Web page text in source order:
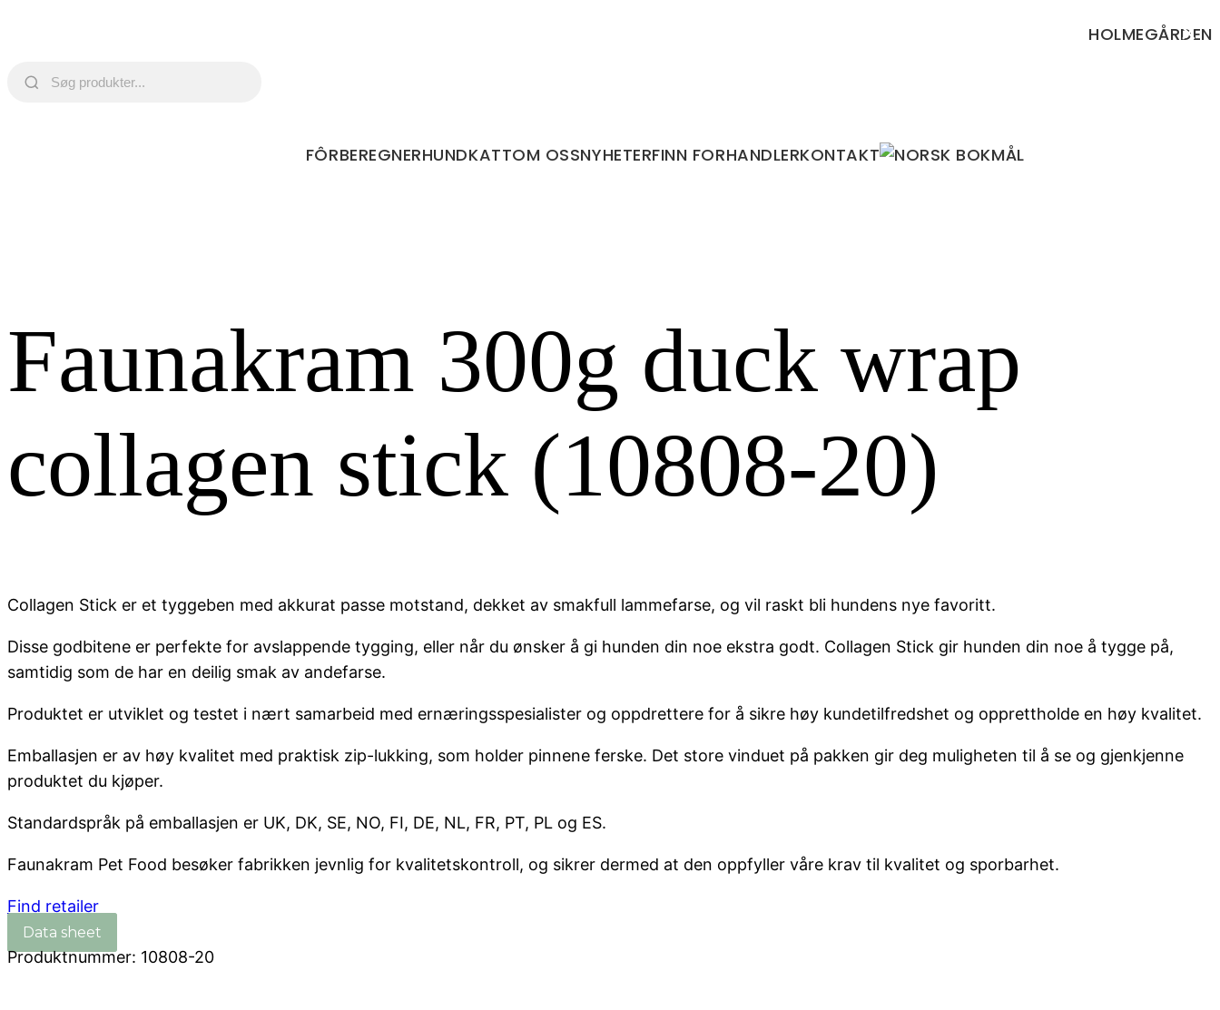
HOLMEGÅRDEN
FÔRBEREGNERHUNDKATTOM OSSNYHETERFINN FORHANDLERKONTAKT
Faunakram 300g duck wrap
collagen stick (10808-20)
Collagen Stick er et tyggeben med akkurat passe motstand, dekket av smakfull lammefarse, og vil raskt bli hundens nye favoritt.
Disse godbitene er perfekte for avslappende tygging, eller når du ønsker å gi hunden din noe ekstra godt. Collagen Stick gir hunden din noe å tygge på,
samtidig som de har en deilig smak av andefarse.
Produktet er utviklet og testet i nært samarbeid med ernæringsspesialister og oppdrettere for å sikre høy kundetilfredshet og opprettholde en høy kvalitet.
Emballasjen er av høy kvalitet med praktisk zip-lukking, som holder pinnene ferske. Det store vinduet på pakken gir deg muligheten til å se og gjenkjenne
produktet du kjøper.
Standardspråk på emballasjen er UK, DK, SE, NO, FI, DE, NL, FR, PT, PL og ES.
Faunakram Pet Food besøker fabrikken jevnlig for kvalitetskontroll, og sikrer dermed at den oppfyller våre krav til kvalitet og sporbarhet.
Find retailer
Produktnummer: 10808-20
×